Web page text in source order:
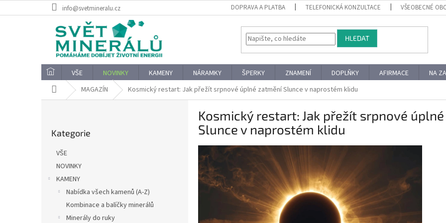
na
info@svetmineralu.cz DOPRAVA A PLATBA TELEFONICKÁ KONZULTACE VŠEOBECNÉ
HLEDAT
VŠE NOVINKY KAMENY NÁRAMKY ŠPERKY ZNAMENÍ DOPLŇKY AFIRMACE NA
Domů MAGAZÍN Kosmický restart: Jak přežít srpnové úplné zatmění Slunce v naprostém klidu
kategorie
Kategorie
VŠE
NOVINKY
KAMENY
Nabídka všech kamenů (A-Z)
Kombinace a balíčky minerálů
Minerály do ruky
Kosmický restart: Jak přežít srpnové
Slunce v naprostém klidu